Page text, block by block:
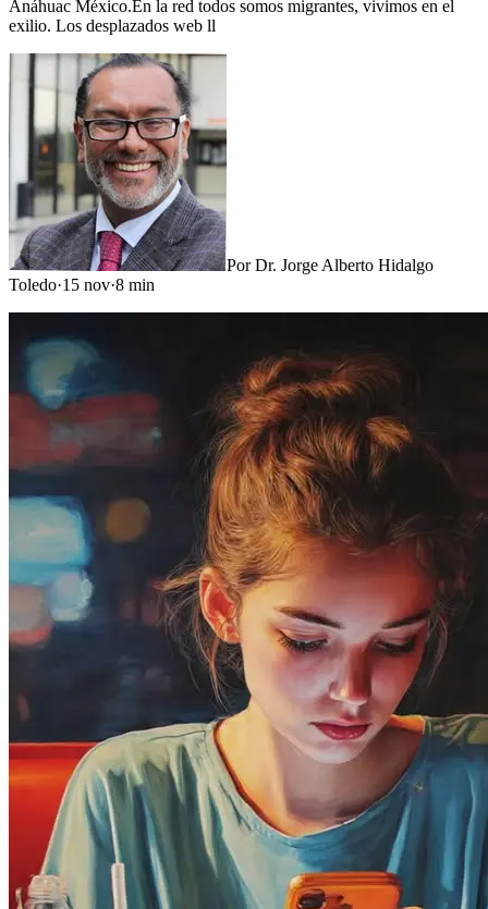
Anáhuac México.En la red todos somos migrantes, vivimos en el
exilio. Los desplazados web ll
PorDr. Jorge Alberto Hidalgo
Toledo·15 nov·8 min